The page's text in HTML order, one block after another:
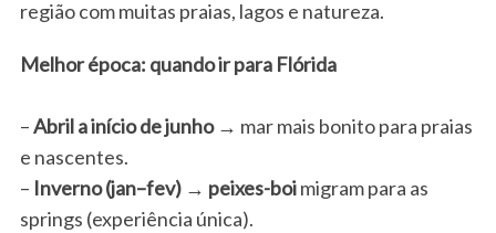
região com muitas praias, lagos e natureza.
Melhor época: quando ir para Flórida
–Abril a início de junho→ mar mais bonito para praias
e nascentes.
– Inverno (jan–fev)→ peixes-boimigram para as
springs (experiência única).